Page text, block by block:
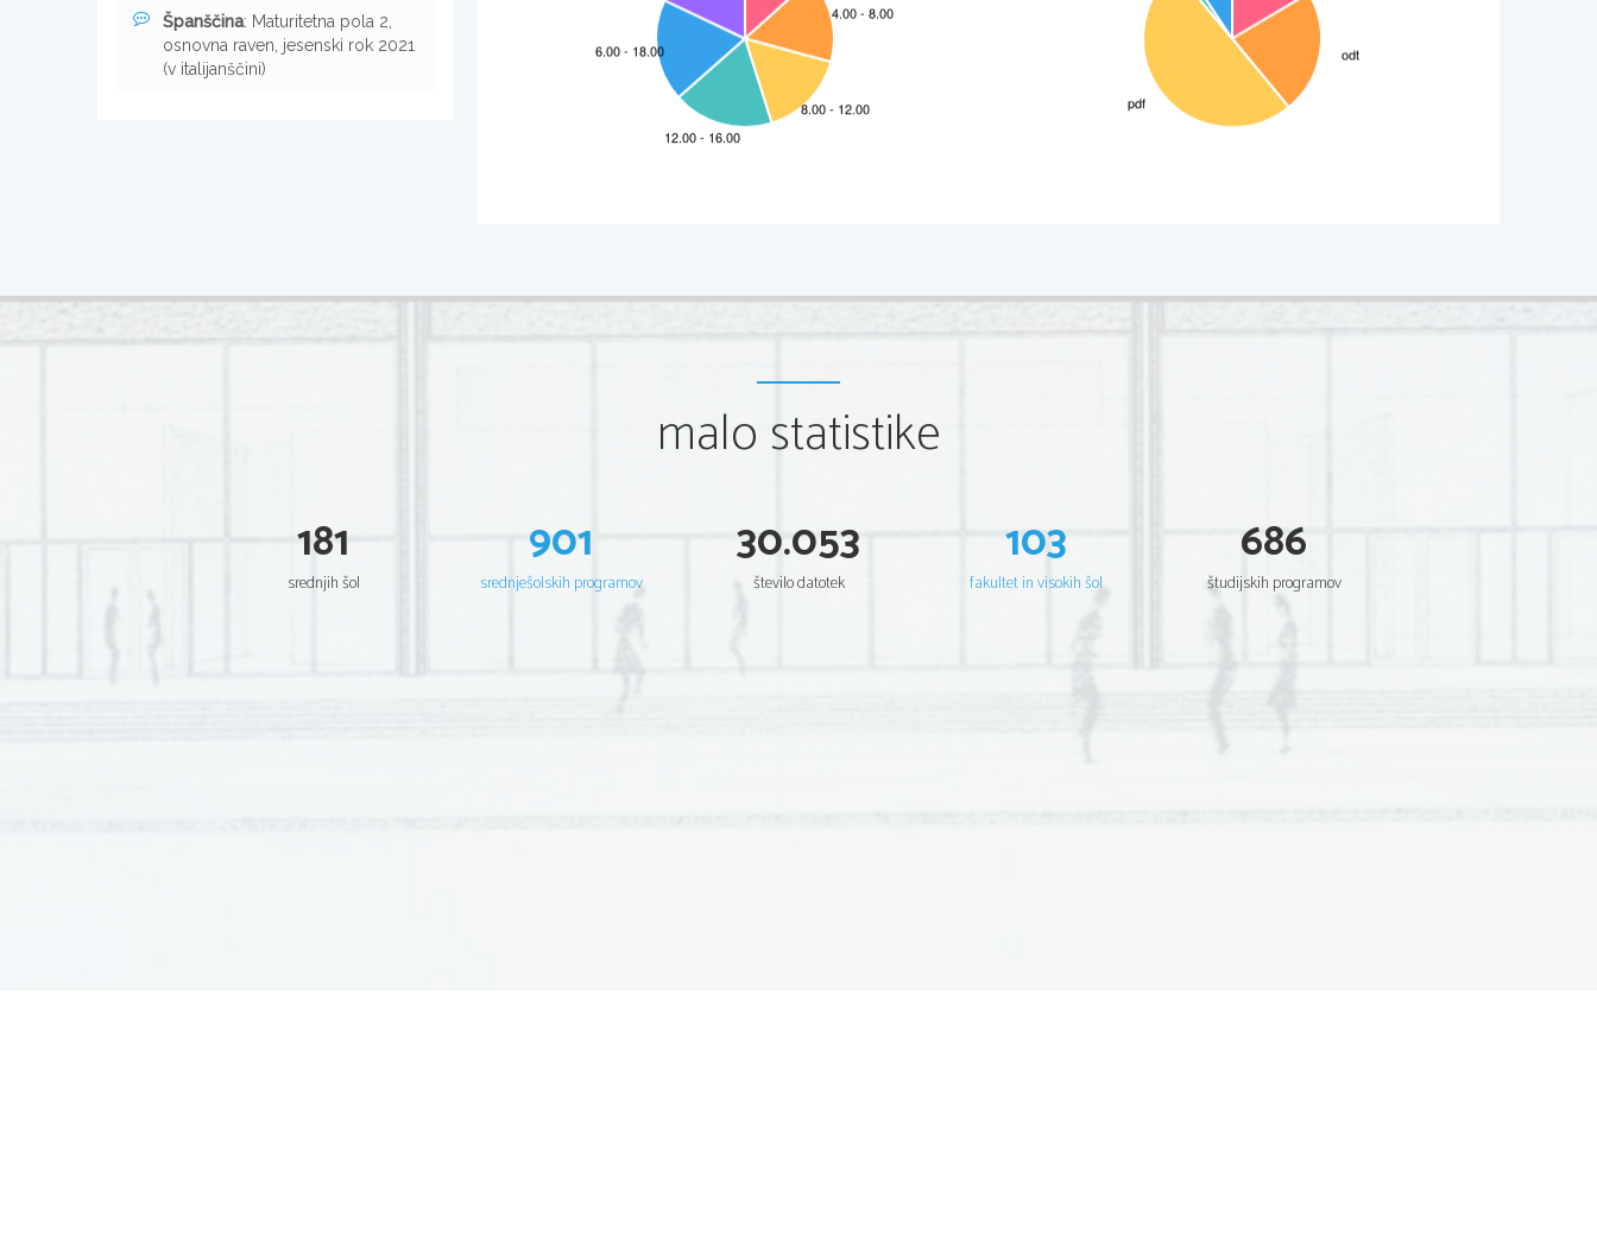
nerazumna dejanja naj bi bila v krvi. Mati Fedre je tudi za potešitev
bi izpolnili svoje želje.
Španščina: Maturitetna pola 2,
osnovna raven, jesenski rok 2021
(v italijanščini)
malo statistike
181
srednjih šol
901
srednješolskih programov
30.053
število datotek
103
fakultet in visokih šol
686
študijskih programov